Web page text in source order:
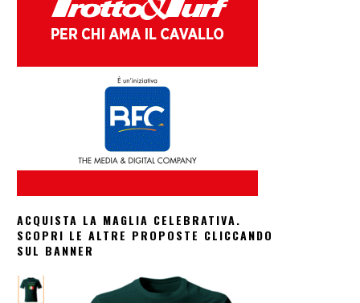
ACQUISTA LA MAGLIA CELEBRATIVA.
SCOPRI LE ALTRE PROPOSTE CLICCANDO
SUL BANNER